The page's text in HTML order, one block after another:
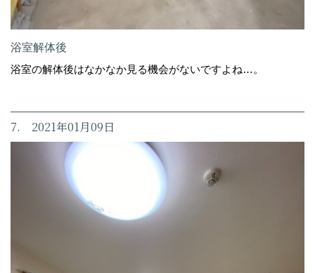
浴室解体後
浴室の解体後はなかなか見る機会がないですよね…。
7. 2021年01月09日